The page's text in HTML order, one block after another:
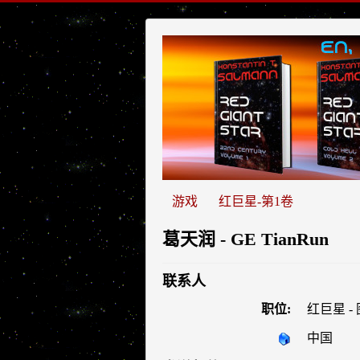
游戏 红巨星-第1卷
葛天润 - GE TianRun
联系人
职位: 红巨星 -
中国